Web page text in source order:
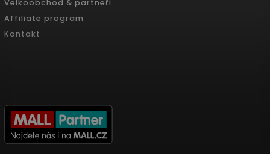
Velkoobchod & partneři
Affiliate program
Kontakt